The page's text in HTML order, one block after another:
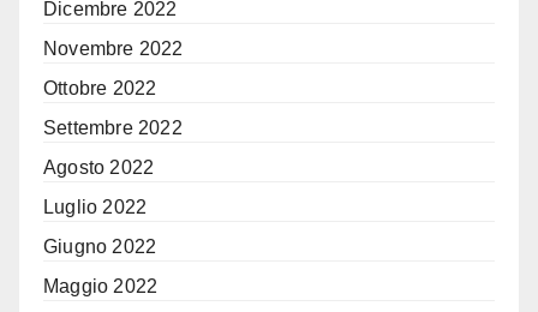
Dicembre 2022
Novembre 2022
Ottobre 2022
Settembre 2022
Agosto 2022
Luglio 2022
Giugno 2022
Maggio 2022